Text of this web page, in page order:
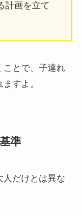
計画を立て
ことで、子連れ
すよ。
準
人だけとは異な